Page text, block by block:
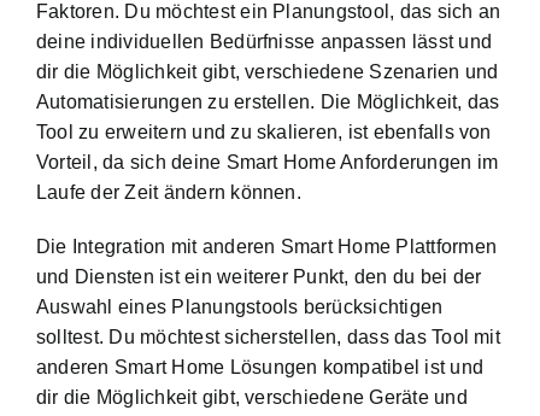
Faktoren. Du möchtest ein Planungstool, das sich an
deine individuellen Bedürfnisse anpassen lässt und
dir die Möglichkeit gibt, verschiedene Szenarien und
Automatisierungen zu erstellen. Die Möglichkeit, das
Tool zu erweitern und zu skalieren, ist ebenfalls von
Vorteil, da sich deine Smart Home Anforderungen im
Laufe der Zeit ändern können.
Die Integration mit anderen Smart Home Plattformen
und Diensten ist ein weiterer Punkt, den du bei der
Auswahl eines Planungstools berücksichtigen
solltest. Du möchtest sicherstellen, dass das Tool mit
anderen Smart Home Lösungen kompatibel ist und
dir die Möglichkeit gibt, verschiedene Geräte und